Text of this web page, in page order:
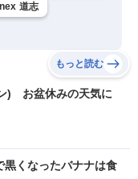
道志
もっと読む
) お盆休みの天気に
黒くなったバナナは食